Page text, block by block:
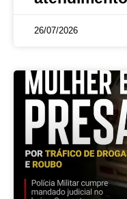
26/07/2026